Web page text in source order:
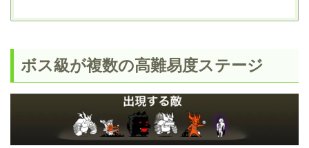
ボス級が複数の高難易度ステージ